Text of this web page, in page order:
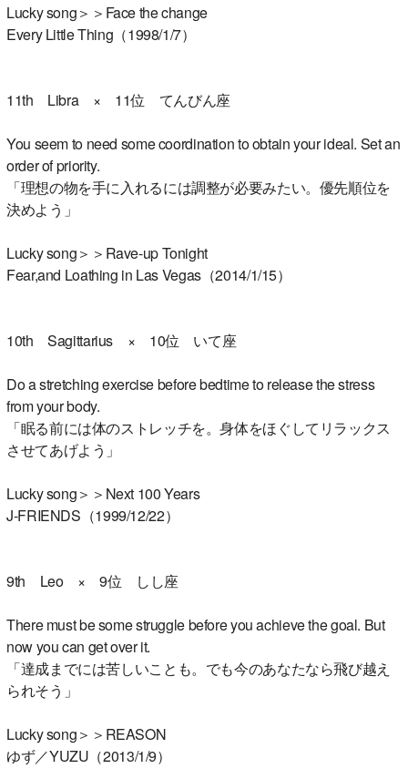
Lucky song＞＞Face the change
Every Little Thing（1998/1/7）
11th Libra × 11位 てんびん座
You seem to need some coordination to obtain your ideal. Set an
order of priority.
「理想の物を手に入れるには調整が必要みたい。優先順位を
決めよう」
Lucky song＞＞Rave-up Tonight
Fear,and Loathing in Las Vegas（2014/1/15）
10th Sagittarius × 10位 いて座
Do a stretching exercise before bedtime to release the stress
from your body.
「眠る前には体のストレッチを。身体をほぐしてリラックス
させてあげよう」
Lucky song＞＞Next 100 Years
J-FRIENDS（1999/12/22）
9th Leo × 9位 しし座
There must be some struggle before you achieve the goal. But
now you can get over it.
「達成までには苦しいことも。でも今のあなたなら飛び越え
られそう」
Lucky song＞＞REASON
ゆず／YUZU（2013/1/9）